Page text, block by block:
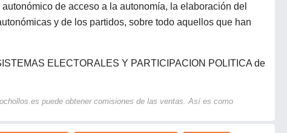
de acceso a la autonomía, la elaboración del
y de los partidos, sobre todo aquellos que han
ELECTORALES Y PARTICIPACION POLITICA de
puede obtener comisiones de las ventas. Así es como